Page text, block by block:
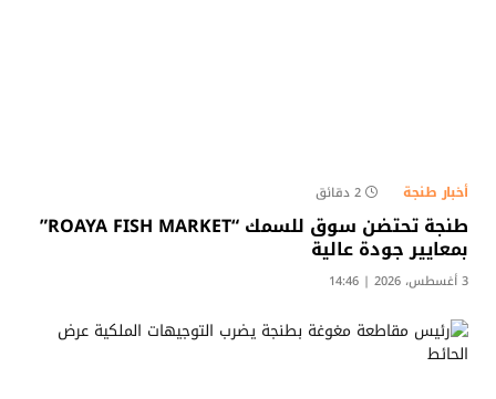
أخبار طنجة 2 دقائق
طنجة تحتضن سوق للسمك “ROAYA FISH MARKET”
بمعايير جودة عالية
3 أغسطس، 2026 | 14:46